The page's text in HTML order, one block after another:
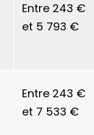
Entre 243 €
et 5 793 €
Entre 243 €
et 7 533 €